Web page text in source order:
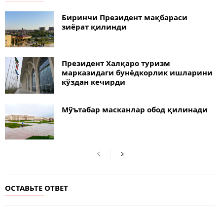
Биринчи Президент мақбараси
зиёрат қилинди
Президент Халқаро туризм
марказидаги бунёдкорлик ишларини
кўздан кечирди
Мўътабар масканлар обод қилинади
ОСТАВЬТЕ ОТВЕТ